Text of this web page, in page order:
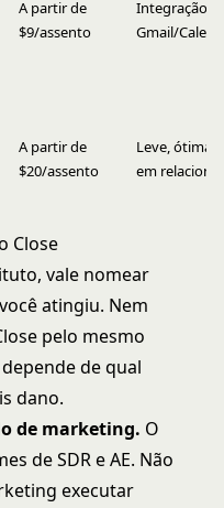
A partir de
$9/assento
Integração
Gmail/
A partir de
$20/assento
Leve, ótima
em
Close
vale nomear
atingiu. Nem
pelo mesmo
de qual
dano.
de marketing. O
de SDR e AE. Não
executar